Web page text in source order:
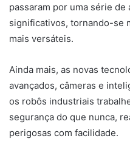
passaram por uma série
significativos, tornando-se
mais versáteis.
Ainda mais, as novas
avançados, câmeras e
os robôs industriais
segurança do que nunca,
perigosas com facilidade.